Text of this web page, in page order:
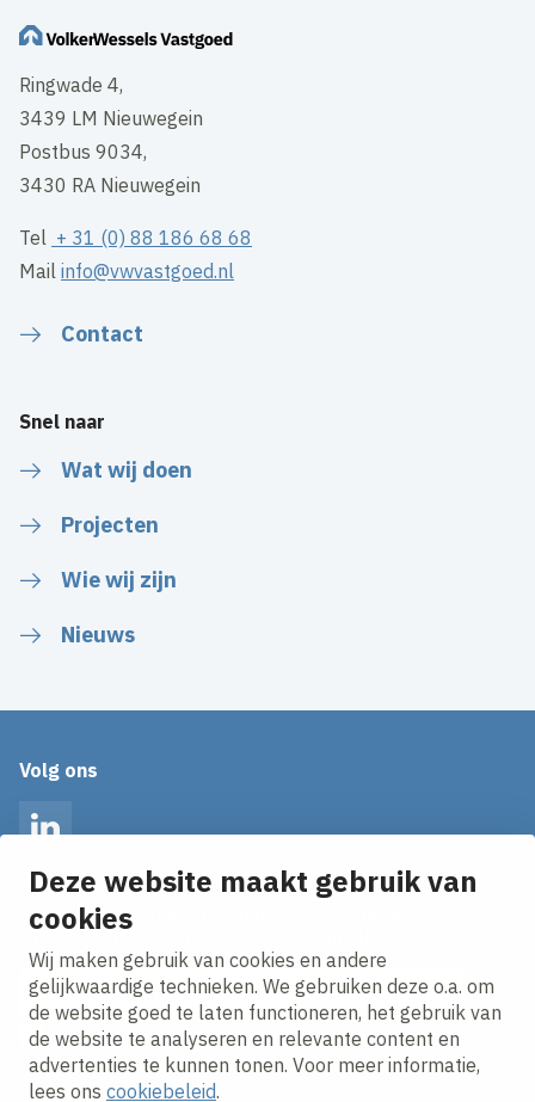
Deze website maakt gebruik van
cookies
Wij maken gebruik van cookies en andere
gelijkwaardige technieken. We gebruiken deze o.a. om
de website goed te laten functioneren, het gebruik van
de website te analyseren en relevante content en
advertenties te kunnen tonen. Voor meer informatie,
lees ons cookiebeleid.
Ringwade 4,
3439 LM Nieuwegein
Postbus 9034,
3430 RA Nieuwegein
Tel + 31 (0) 88 186 68 68
Mailinfo@vwvastgoed.nl
Contact
Snel naar
Wat wij doen
Projecten
Wie wij zijn
Nieuws
Volg ons
Op de hoogte blijven van het laatste nieuws?
Ontvang onze nieuws alerts in je mailbox!
E-mailadres
Ik ga akkoord met hetprivacy statement.